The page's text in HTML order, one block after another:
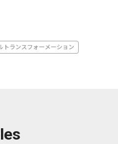
トランスフォーメーション